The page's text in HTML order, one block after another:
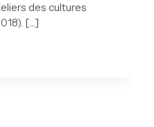
des cultures
[…]